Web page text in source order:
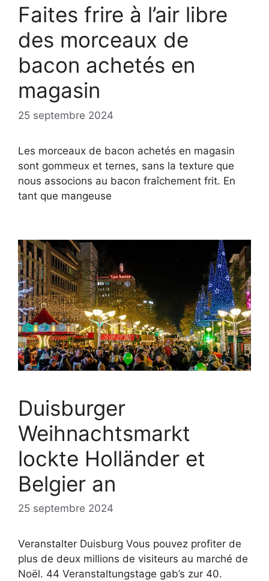
Faites frire à l’air libre
des morceaux de
bacon achetés en
magasin
25 septembre 2024
Les morceaux de bacon achetés en magasin
sont gommeux et ternes, sans la texture que
nous associons au bacon fraîchement frit. En
tant que mangeuse
Duisburger
Weihnachtsmarkt
lockte Holländer et
Belgier an
25 septembre 2024
Veranstalter Duisburg Vous pouvez profiter de
plus de deux millions de visiteurs au marché de
Noël. 44 Veranstaltungstage gab’s zur 40.